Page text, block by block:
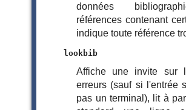
données
références contenant
indique toute référence
lookbib
Affiche une invite sur
erreurs (sauf si l'entrée
pas un terminal), lit à